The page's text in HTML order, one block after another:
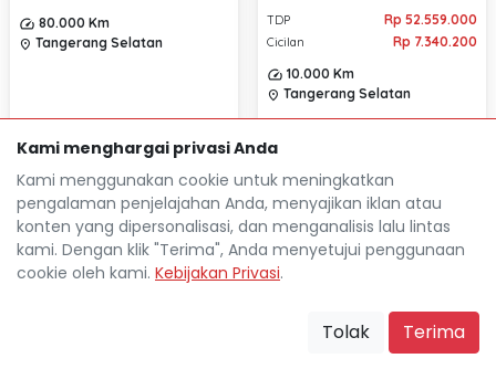
80.000 Km
location_on Tangerang Selatan
TDP Rp 52.559.000
Cicilan
Rp 7.340.200
10.000 Km
location_on Tangerang Selatan
Mocil.id by DSF dikembangkan sebagai sarana untuk
Kami menghargai privasi Anda
Kami menggunakan cookie untuk meningkatkan
pengalaman penjelajahan Anda, menyajikan iklan atau
konten yang dipersonalisasi, dan menganalisis lalu lintas
kami. Dengan klik "Terima", Anda menyetujui penggunaan
cookie oleh kami. Kebijakan Privasi.
Tolak Terima